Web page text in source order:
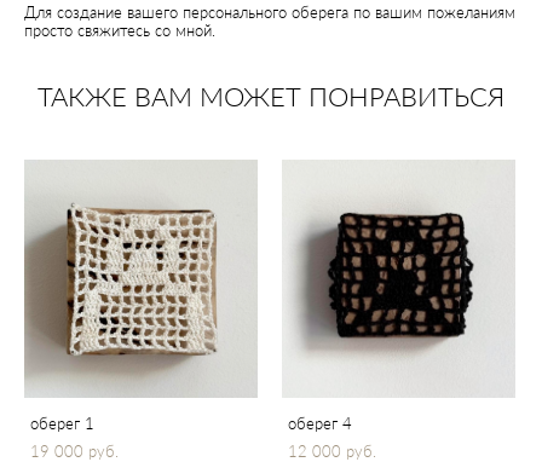
Для создание вашего персонального оберега по вашим пожеланиям
просто свяжитесь со мной
ТАКЖЕ ВАМ МОЖЕТ ПОНРАВИТЬСЯ
оберег 1
19 000 pуб.
оберег 4
12 000 pуб.